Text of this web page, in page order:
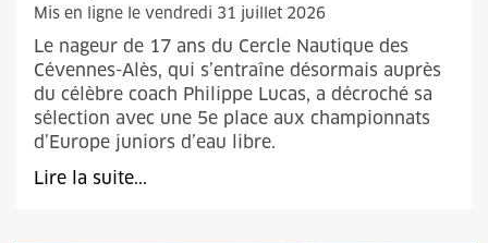
Mis en ligne le vendredi 31 juillet 2026
Le nageur de 17 ans du Cercle Nautique des
Cévennes-Alès, qui s’entraîne désormais auprès
du célèbre coach Philippe Lucas, a décroché sa
sélection avec une 5e place aux championnats
d’Europe juniors d’eau libre.
Lire la suite...